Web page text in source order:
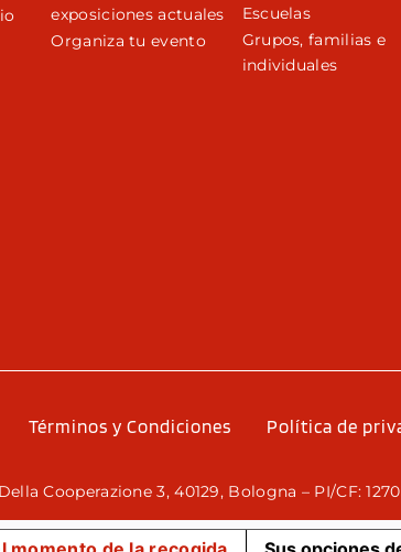
exposiciones actuales
Organiza tu evento
Escuelas
Grupos, familias e
individuales
Términos y Condiciones Política de
Della Cooperazione 3, 40129, Bologna – PI/CF: